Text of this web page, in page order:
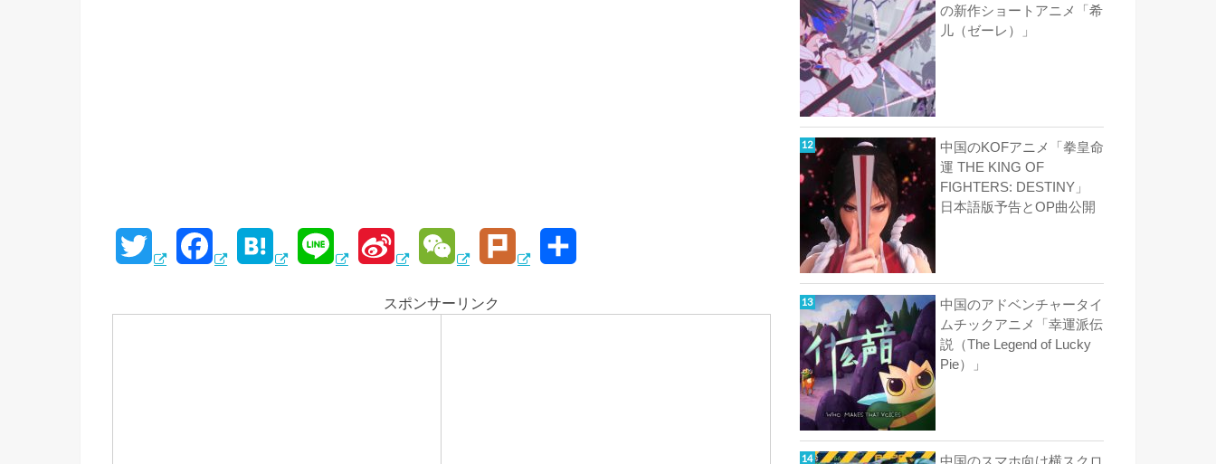
i c t n n C u
スポンサーリンク
の新作ショートアニメ「希
儿（ゼーレ）」
中国のKOFアニメ「拳皇命
運 THE KING OF
FIGHTERS: DESTINY」
日本語版予告とOP曲公開
中国のアドベンチャータイ
ムチックアニメ「幸運派伝
説（The Legend of Lucky
Pie）」
中国のスマホ向け横スクロ